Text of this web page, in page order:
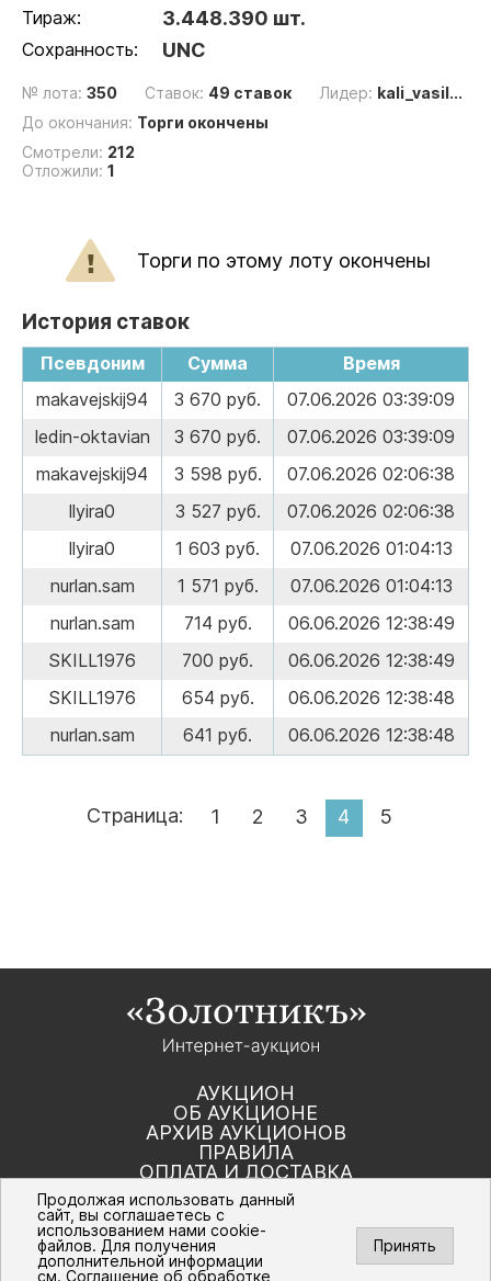
Тираж: 3.448.390 шт.
Сохранность: UNC
№ лота: 350 Ставок: 49 ставок Лидер: kali_vasil...
До окончания: Торги окончены
Смотрели: 212
Отложили: 1
Торги по этому лоту окончены
История ставок
Псевдоним Сумма
Время
makavejskij94
3 670 руб.
07.06.2026 03:39:09
ledin-oktavian
3 670 руб.
07.06.2026 03:39:09
makavejskij94
3 598 руб.
07.06.2026 02:06:38
llyira0
3 527 руб.
07.06.2026 02:06:38
llyira0
1 603 руб.
07.06.2026 01:04:13
nurlan.sam
1 571 руб.
07.06.2026 01:04:13
nurlan.sam
714 руб.
06.06.2026 12:38:49
SKILL1976
700 руб.
06.06.2026 12:38:49
SKILL1976
654 руб.
06.06.2026 12:38:48
nurlan.sam
641 руб. 06.06.2026 12:38:48
Страница: 1 2 3 4 5
АУКЦИОН
ОБ АУКЦИОНЕ
АРХИВ АУКЦИОНОВ
ПРАВИЛА
ОПЛАТА И ДОСТАВКА
КОНТАКТЫ
Политика компании в отношении обработки
персональных данных
© Интернет-аукцион «Золотник». Все
Продолжая использовать данный
сайт, вы соглашаетесь с
использованием нами cookie-
файлов. Для получения
дополнительной информации
см.Соглашение об обработке
Принять